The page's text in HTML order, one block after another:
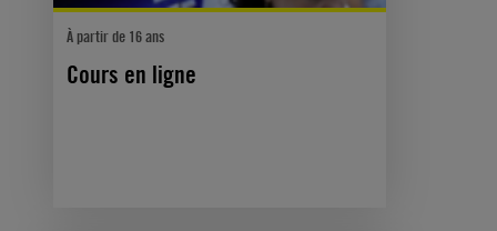
À partir de 16 ans
Cours en ligne